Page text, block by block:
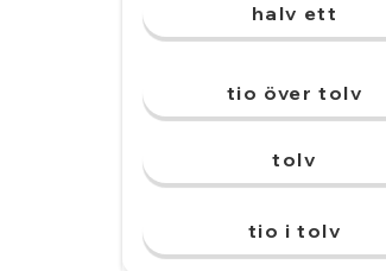
halv ett
tio över tolv
tolv
tio i tolv